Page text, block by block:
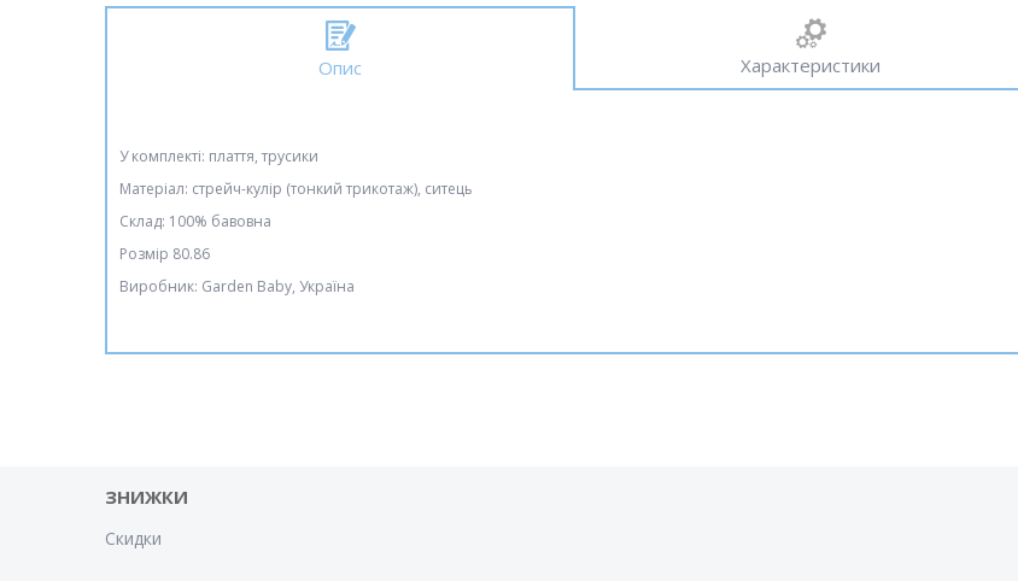
Опис Характеристики
У комплекті: плаття, трусики
Матеріал: стрейч-кулір (тонкий трикотаж), ситець
Склад: 100% бавовна
Розмір 80.86
Виробник: Garden Baby, Україна
ЗНИЖКИ
Скидки